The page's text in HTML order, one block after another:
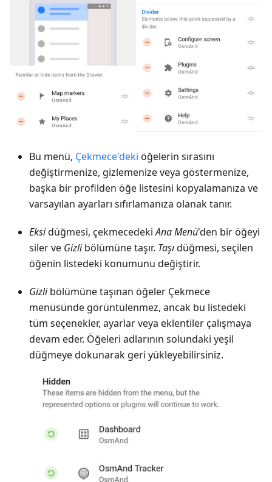
Bu menü, Çekmece'deki öğelerin sırasını
değiştirmenize, gizlemenize veya göstermenize,
başka bir profilden öğe listesini kopyalamanıza ve
varsayılan ayarları sıfırlamanıza olanak tanır.
Eksidüğmesi, çekmecedekiAna Menü'den bir öğeyi
siler ve Gizlibölümüne taşır. Taşıdüğmesi, seçilen
öğenin listedeki konumunu değiştirir.
Gizlibölümüne taşınan öğeler Çekmece
menüsünde görüntülenmez, ancak bu listedeki
tüm seçenekler, ayarlar veya eklentiler çalışmaya
devam eder. Öğeleri adlarının solundaki yeşil
düğmeye dokunarak geri yükleyebilirsiniz.